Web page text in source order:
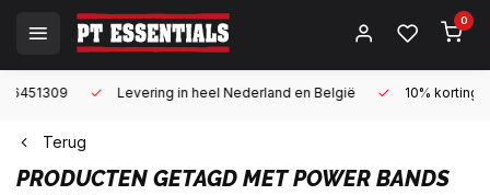
0
Levering in heel Nederland en België 10% korting met een
Terug
PRODUCTEN GETAGD MET POWER BANDS